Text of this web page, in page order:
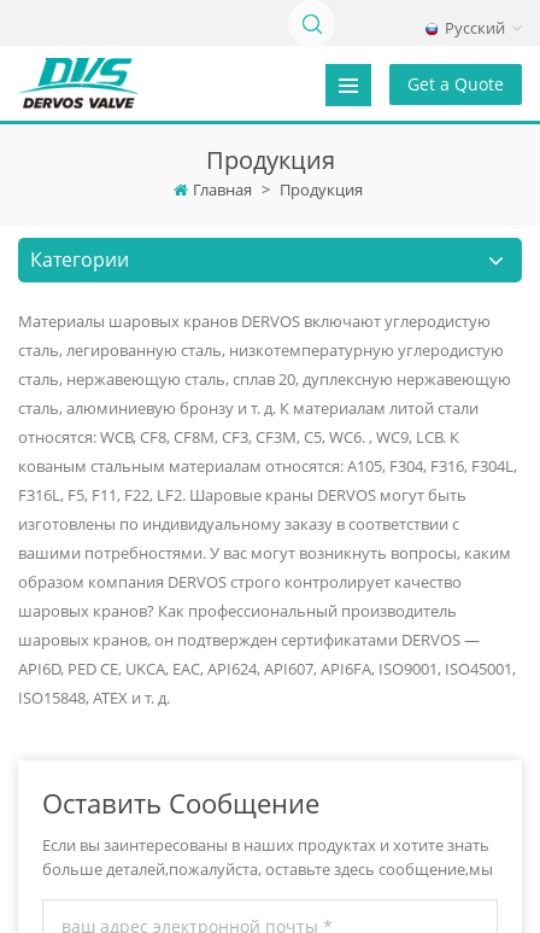
Русский
Get a Quote
Продукция
Главная > Продукция
Категории
Материалы шаровых кранов DERVOS включают углеродистую
сталь, легированную сталь, низкотемпературную углеродистую
сталь, нержавеющую сталь, сплав 20, дуплексную нержавеющую
сталь, алюминиевую бронзу и т. д. К материалам литой стали
относятся: WCB, CF8, CF8M, CF3, CF3M, C5, WC6. , WC9, LCB. К
кованым стальным материалам относятся: A105, F304, F316, F304L,
F316L, F5, F11, F22, LF2. Шаровые краны DERVOS могут быть
изготовлены по индивидуальному заказу в соответствии с
вашими потребностями. У вас могут возникнуть вопросы, каким
образом компания DERVOS строго контролирует качество
шаровых кранов? Как профессиональный производитель
шаровых кранов, он подтвержден сертификатами DERVOS —
API6D, PED CE, UKCA, EAC, API624, API607, API6FA, ISO9001, ISO45001,
ISO15848, ATEX и т. д.
Оставить Сообщение
Если вы заинтересованы в наших продуктах и хотите знать
больше деталей,пожалуйста, оставьте здесь сообщение,мы